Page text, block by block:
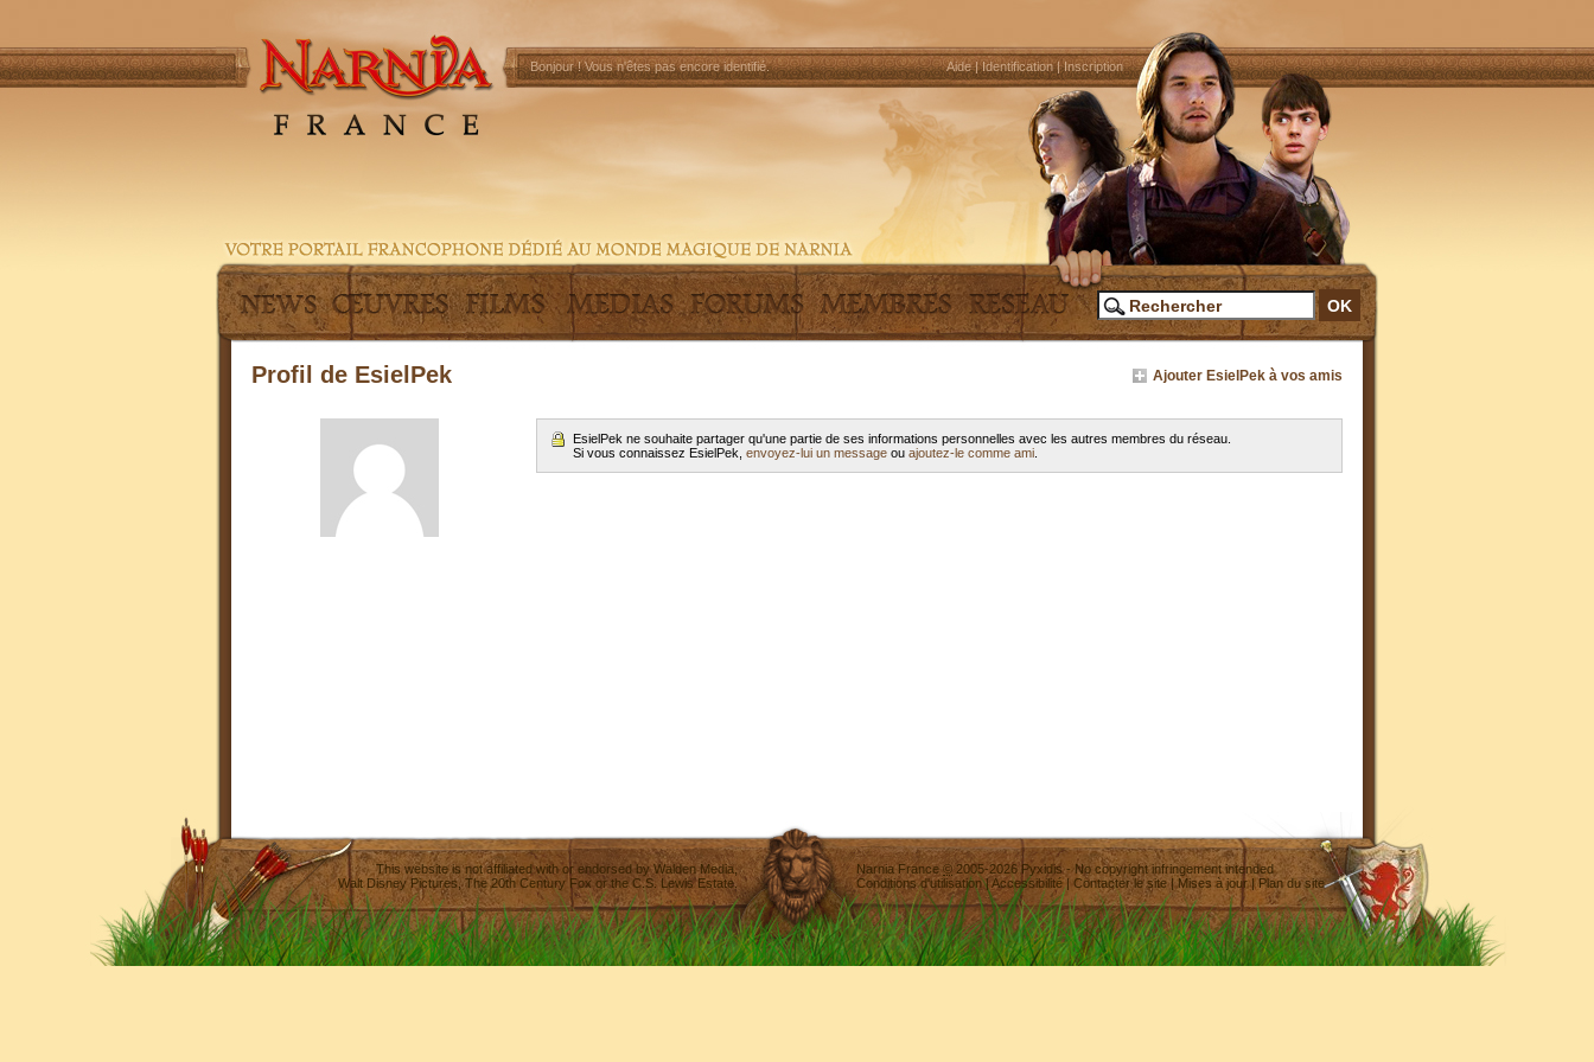
Bonjour !Vous n'êtes pas encore identifié. Aide|Identification|Inscription
Profil de EsielPek Ajouter EsielPek à vos amis
EsielPek ne souhaite partager qu'une partie de ses informations personnelles avec les autres membres du réseau.
Si vous connaissez EsielPek, envoyez-lui un message ou ajoutez-le comme ami
This website is not affiliated with or endorsed byWalden Media
Walt Disney Pictures,The 20th Century Fox or the C.S. Lewis Estate.
Narnia France ©2005-2026 Pyxidis- No copyright infringement intended
Conditions d'utilisation|Accessibilité| Contacter le site|Mises à jour| Plan du site